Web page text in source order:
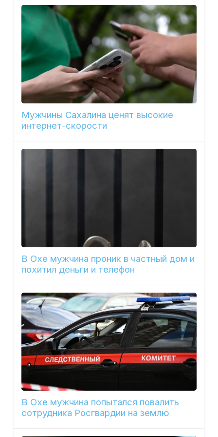
Мужчины Сахалина ценят высокие
интернет-скорости
В Охе мужчина проник в частный дом и
похитил деньги и телефон
В Охе мужчина попытался повалить
сотрудника Росгвардии на землю